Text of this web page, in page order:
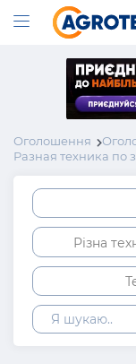
Оголошення
Разная техника по
Різна